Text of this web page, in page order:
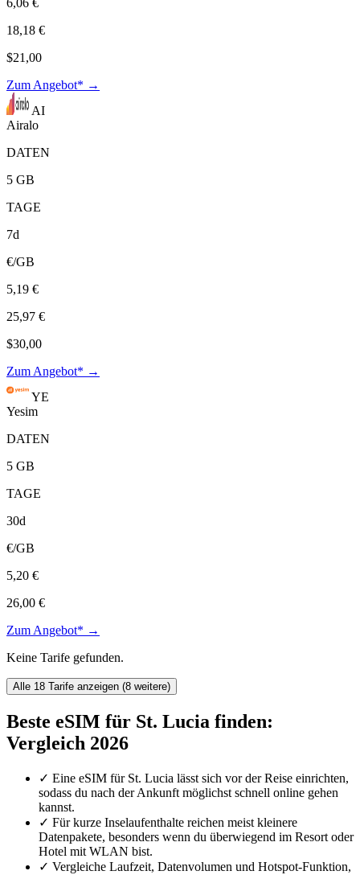
18,18 €
$21,00
Zum Angebot* →
AI
Airalo
DATEN
5 GB
TAGE
7d
€/GB
5,19 €
25,97 €
$30,00
Zum Angebot* →
YE
Yesim
DATEN
5 GB
TAGE
30d
€/GB
5,20 €
26,00 €
Zum Angebot* →
Keine Tarife gefunden.
Alle 18 Tarife anzeigen (8 weitere)
Beste eSIM für St. Lucia finden:
Vergleich 2026
✓ Eine eSIM für St. Lucia lässt sich vor der Reise einrichten,
sodass du nach der Ankunft möglichst schnell online gehen
kannst.
✓ Für kurze Inselaufenthalte reichen meist kleinere
Datenpakete, besonders wenn du überwiegend im Resort oder
Hotel mit WLAN bist.
✓ Vergleiche Laufzeit, Datenvolumen und Hotspot-Funktion,